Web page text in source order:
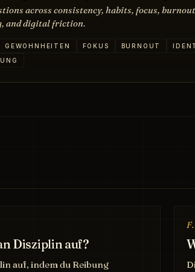
across consistency, habits, focus,
and digital friction.
GEWOHNHEITEN FOKUS BURNOUT
Disziplin auf?
auf, indem du Reibung